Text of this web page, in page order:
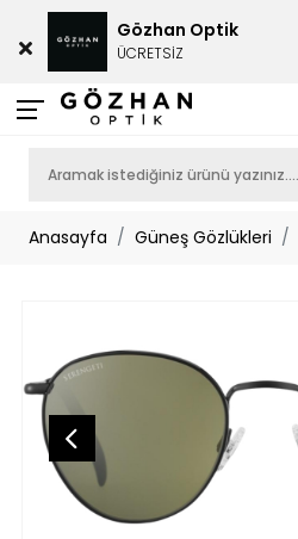
Anasayfa Güneş Gözlükleri
Gözhan Optik
ÜCRETSİZ